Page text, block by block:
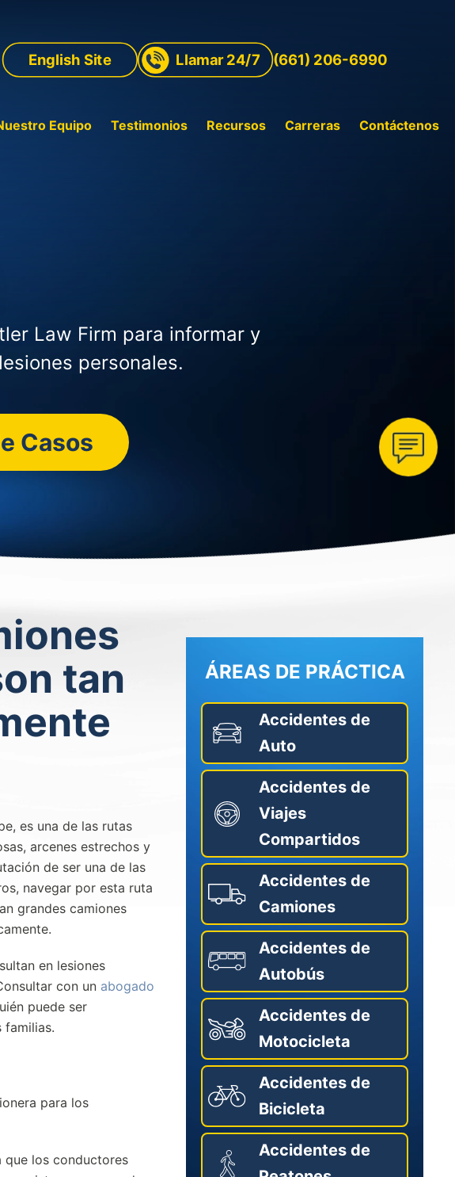
English Site Llamar 24/7 (661) 206-6990
Equipo Testimonios Recursos Carreras Contáctenos
Law Firm para informar y
personales.
Casos
tan
es una de las rutas
arcenes estrechos y
de ser una de las
navegar por esta ruta
grandes camiones
en lesiones
con un abogado
puede ser
familias.
para los
que los conductores
ÁREAS DE PRÁCTICA
Accidentes de
Auto
Accidentes de
Viajes
Compartidos
Accidentes de
Camiones
Accidentes de
Autobús
Accidentes de
Motocicleta
Accidentes de
Bicicleta
Accidentes de